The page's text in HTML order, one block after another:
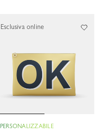
PERSONALIZZABILE
Esclusiva online